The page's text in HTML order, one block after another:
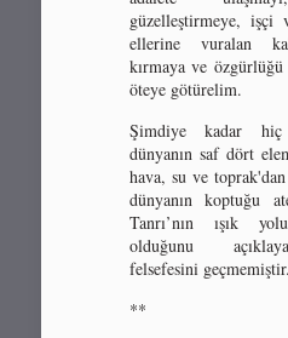
güzelleştirmeye, işçi
ellerine vuralan
kırmaya ve
öteye götürelim.
Şimdiye kadar
dünyanın saf dört
hava, su ve
dünyanın koptuğu
Tanrı’nın ışık
olduğunu
felsefesini geçmemiştir.
**